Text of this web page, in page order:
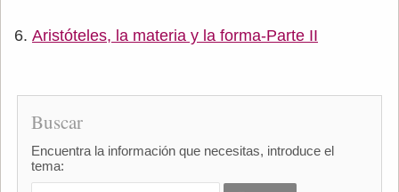
Aristóteles, la materia y la forma-Parte II
Buscar
Encuentra la información que necesitas, introduce el
tema: